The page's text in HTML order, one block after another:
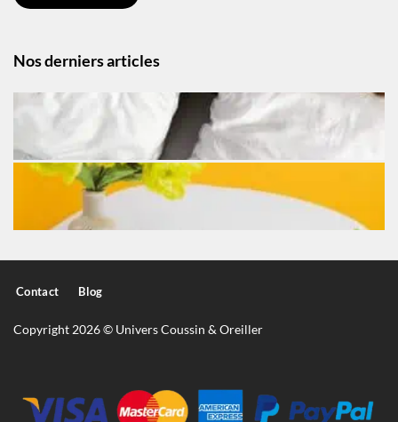
Nos derniers articles
Contact Blog
Copyright 2026 © Univers Coussin & Oreiller